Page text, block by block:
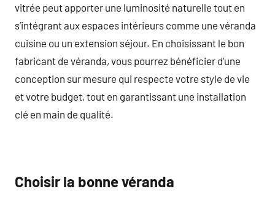
vitrée peut apporter une luminosité naturelle tout en
s’intégrant aux espaces intérieurs comme une véranda
cuisine ou un extension séjour. En choisissant le bon
fabricant de véranda, vous pourrez bénéficier d’une
conception sur mesure qui respecte votre style de vie
et votre budget, tout en garantissant une installation
clé en main de qualité.
Choisir la bonne véranda